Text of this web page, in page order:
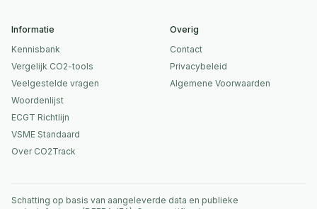
Informatie
Kennisbank
Vergelijk CO2-tools
Veelgestelde vragen
Woordenlijst
ECGT Richtlijn
VSME Standaard
Over CO2Track
Overig
Contact
Privacybeleid
Algemene Voorwaarden
Schatting op basis van aangeleverde data en publieke